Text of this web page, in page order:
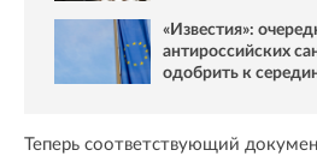
«Известия»:
антироссийских
одобрить к
Теперь соответствующий